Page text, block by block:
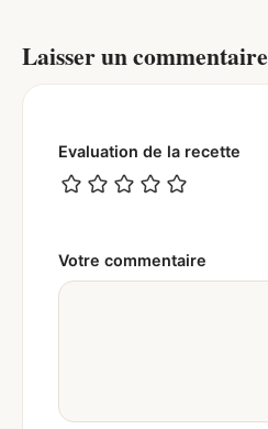
Laisser un commentaire
Evaluation de la recette
Votre commentaire